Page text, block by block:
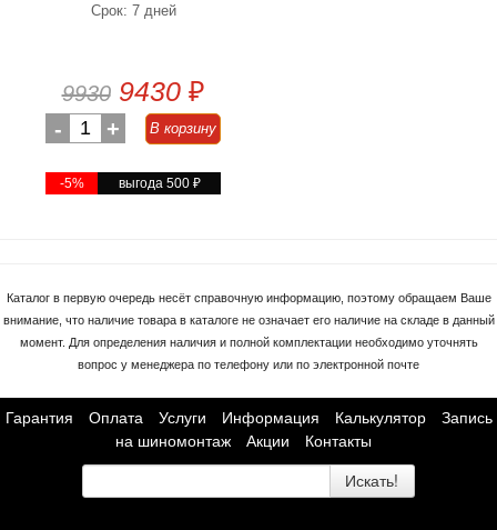
Срок: 7 дней
9930 9430 ₽
- 1 + В корзину
-5% выгода 500 ₽
Каталог в первую очередь несёт справочную информацию, поэтому обращаем Ваше
внимание, что наличие товара в каталоге не означает его наличие на складе в данный
момент. Для определения наличия и полной комплектации необходимо уточнять
вопрос у менеджера по телефону или по электронной почте
Гарантия Оплата Услуги Информация Калькулятор
Запись
на шиномонтаж
Акции Контакты
Искать!